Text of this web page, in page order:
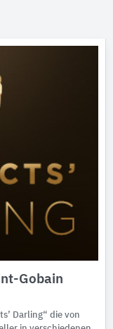
Gobain
Darling“ die von